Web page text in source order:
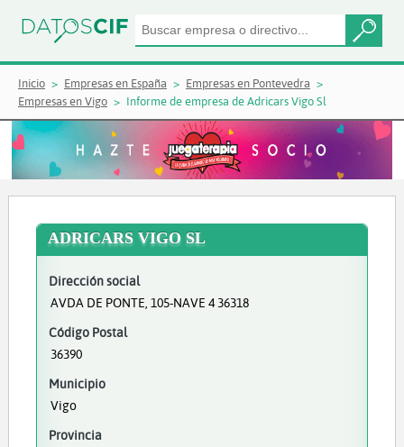
Inicio Empresas en España
Empresas en Pontevedra
Empresas en Vigo
Informe de empresa de Adricars Vigo Sl
ADRICARS VIGO SL
Dirección social
AVDA DE PONTE, 105-NAVE 4 36318
Código Postal
36390
Municipio
Vigo
Provincia